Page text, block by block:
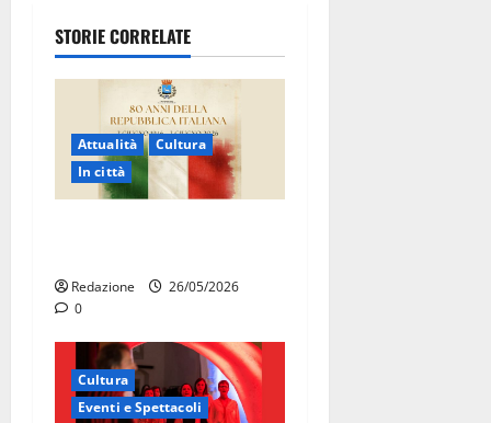
STORIE CORRELATE
Attualità
Cultura
In città
Redazione
26/05/2026
0
Cultura
Eventi e Spettacoli